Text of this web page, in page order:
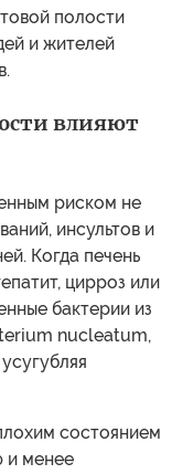
полости
и жителей
влияют
риском не
инсультов и
Когда печень
цирроз или
бактерии из
nucleatum,
состоянием
и менее